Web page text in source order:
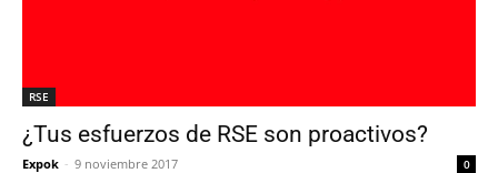
RSE
¿Tus esfuerzos de RSE son proactivos?
Expok - 9 noviembre 2017 0